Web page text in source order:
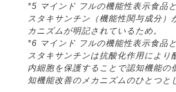
*5 マインド フルの機能性表示食品
スタキサンチン（機能性関与成分）
カニズムが明記されているため。
*6 マインド フルの機能性表示食品
スタキサンチンは抗酸化作用により
内細胞を保護することで認知機能の
知機能改善のメカニズムのひとつと